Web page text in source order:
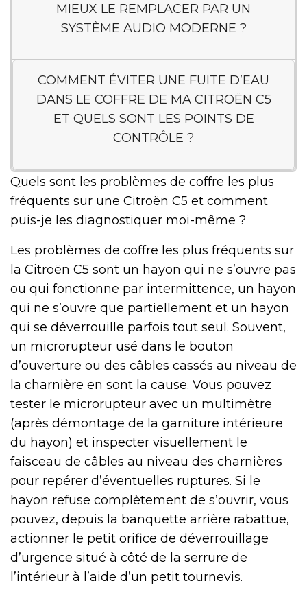
MIEUX LE REMPLACER PAR UN
SYSTÈME AUDIO MODERNE ?
COMMENT ÉVITER UNE FUITE D’EAU
DANS LE COFFRE DE MA CITROËN C5
ET QUELS SONT LES POINTS DE
CONTRÔLE ?
Quels sont les problèmes de coffre les plus
fréquents sur une Citroën C5 et comment
puis-je les diagnostiquer moi-même ?
Les problèmes de coffre les plus fréquents sur
la Citroën C5 sont un hayon qui ne s’ouvre pas
ou qui fonctionne par intermittence, un hayon
qui ne s’ouvre que partiellement et un hayon
qui se déverrouille parfois tout seul. Souvent,
un microrupteur usé dans le bouton
d’ouverture ou des câbles cassés au niveau de
la charnière en sont la cause. Vous pouvez
tester le microrupteur avec un multimètre
(après démontage de la garniture intérieure
du hayon) et inspecter visuellement le
faisceau de câbles au niveau des charnières
pour repérer d’éventuelles ruptures. Si le
hayon refuse complètement de s’ouvrir, vous
pouvez, depuis la banquette arrière rabattue,
actionner le petit orifice de déverrouillage
d’urgence situé à côté de la serrure de
l’intérieur à l’aide d’un petit tournevis.